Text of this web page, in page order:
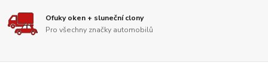
Ofuky oken + sluneční clony
Pro všechny značky automobilů